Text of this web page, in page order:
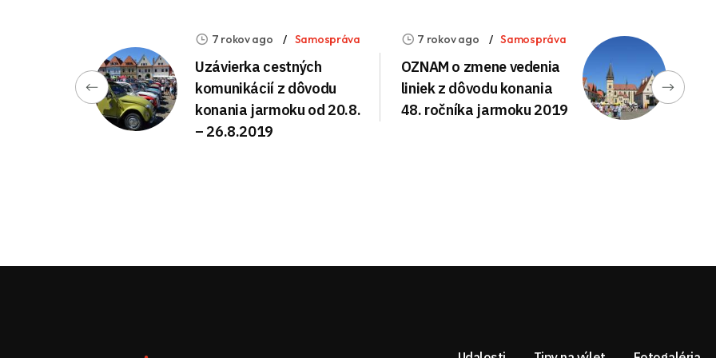
7 rokov ago Samospráva
Uzávierka cestných
komunikácií z dôvodu
konania jarmoku od 20.8.
– 26.8.2019
7 rokov ago Samospráva
OZNAM o zmene vedenia
liniek z dôvodu konania
48. ročníka jarmoku 2019